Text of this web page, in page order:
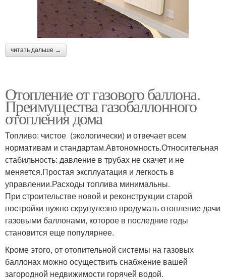
читать дальше →
Отопление от газового баллона.
Преимущества газобаллонного
отопления дома
Топливо: чистое (экологически) и отвечает всем
нормативам и стандартам.Автономность.Относительная
стабильность: давление в трубах не скачет и не
меняется.Простая эксплуатация и легкость в
управлении.Расходы топлива минимальны.
При строительстве новой и реконструкции старой
постройки нужно скрупулезно продумать отопление дачи
газовыми баллонами, которое в последние годы
становится еще популярнее.
Кроме этого, от отопительной системы на газовых
баллонах можно осуществить снабжение вашей
загородной недвижимости горячей водой.